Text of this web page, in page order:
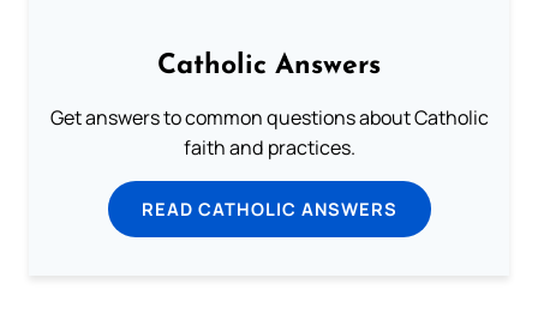
Catholic Answers
Get answers to common questions about Catholic
faith and practices.
READ CATHOLIC ANSWERS